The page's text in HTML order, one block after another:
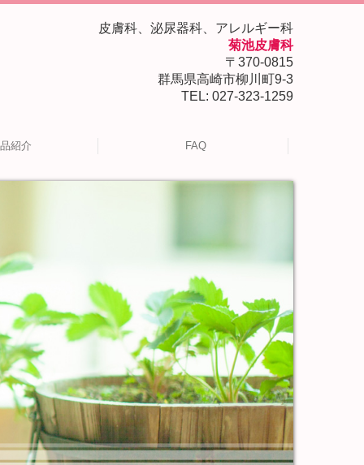
皮膚科、泌尿器科、アレルギー科
菊池皮膚科
〒370-0815
群馬県高崎市柳川町9-3
TEL: 027-323-1259
紹介 FAQ